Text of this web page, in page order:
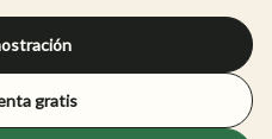
gratis